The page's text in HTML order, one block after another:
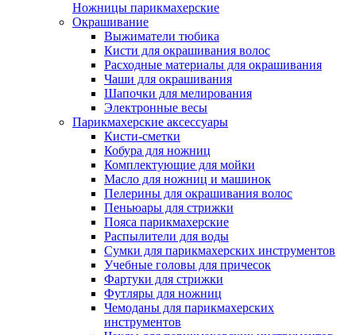
Ножницы парикмахерские
Окрашивание
Выжиматели тюбика
Кисти для окрашивания волос
Расходные материалы для окрашивания
Чаши для окрашивания
Шапочки для мелирования
Электронные весы
Парикмахерские аксессуары
Кисти-сметки
Кобура для ножниц
Комплектующие для мойки
Масло для ножниц и машинок
Пелерины для окрашивания волос
Пеньюары для стрижки
Пояса парикмахерские
Распылители для воды
Сумки для парикмахерских инструментов
Учебные головы для причесок
Фартуки для стрижки
Футляры для ножниц
Чемоданы для парикмахерских
инструментов